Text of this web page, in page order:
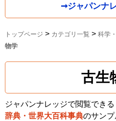
➞ジャパンナ
トップページ > カテゴリ一覧 > 科学
物学
古生
ジャパンナレッジで閲覧でき
辞典・世界大百科事典のサン